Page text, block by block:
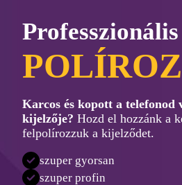
Professzionális
Karcos és kopott a telefonod
kijelzője? Hozd el hozzánk a
felpolírozzuk a kijelződet.
szuper gyorsan
szuper profin